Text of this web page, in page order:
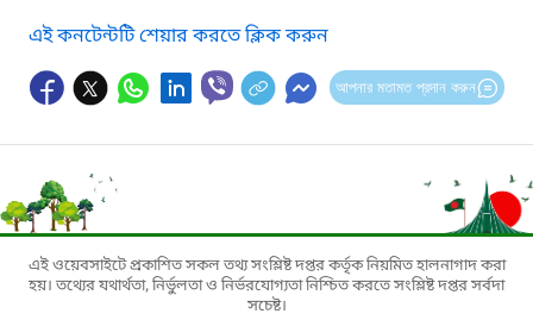
এই কনটেন্টটি শেয়ার করতে ক্লিক করুন
আপনার মতামত প্রদান করুন
এই ওয়েবসাইটে প্রকাশিত সকল তথ্য সংশ্লিষ্ট দপ্তর কর্তৃক নিয়মিত হালনাগাদ করা
হয়। তথ্যের যথার্থতা, নির্ভুলতা ও নির্ভরযোগ্যতা নিশ্চিত করতে সংশ্লিষ্ট দপ্তর সর্বদা
সচেষ্ট।